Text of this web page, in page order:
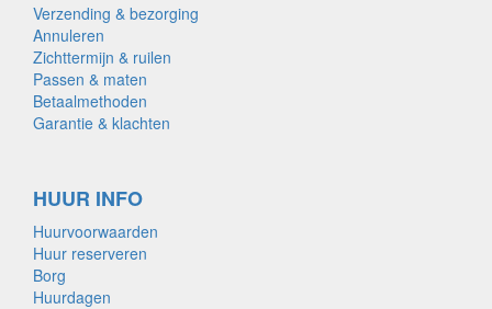
Verzending & bezorging
Annuleren
Zichttermijn & ruilen
Passen & maten
Betaalmethoden
Garantie & klachten
HUUR INFO
Huurvoorwaarden
Huur reserveren
Borg
Huurdagen